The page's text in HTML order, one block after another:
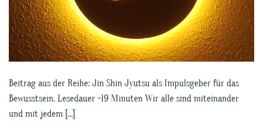
Beitrag aus der Reihe: Jin Shin Jyutsu als Impulsgeber für das
Bewusstsein. Lesedauer ~19 Minuten Wir alle sind miteinander
und mit jedem […]